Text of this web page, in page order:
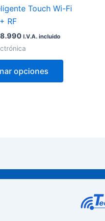
Touch Wi-Fi
+ RF
I.V.A. incluido
opciones
la